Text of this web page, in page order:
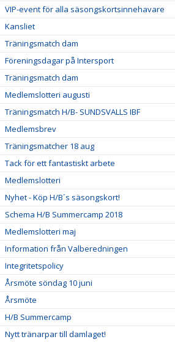
VIP-event för alla säsongskortsinnehavare
Kansliet
Träningsmatch dam
Föreningsdagar på Intersport
Träningsmatch dam
Medlemslotteri augusti
Träningsmatch H/B- SUNDSVALLS IBF
Medlemsbrev
Träningsmatcher 18 aug
Tack för ett fantastiskt arbete
Medlemslotteri
Nyhet - Köp H/B´s säsongskort!
Schema H/B Summercamp 2018
Medlemslotteri maj
Information från Valberedningen
Integritetspolicy
Årsmöte söndag 10 juni
Årsmöte
H/B Summercamp
Nytt tränarpar till damlaget!